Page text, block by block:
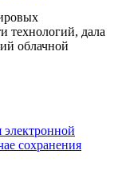
технологий, дала
облачной
сохранения